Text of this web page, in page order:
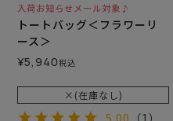
入荷お知らせメール対象♪
トートバッグ＜フラワーリ
ース＞
¥5,940税込
×(在庫なし)
5.00 （1）